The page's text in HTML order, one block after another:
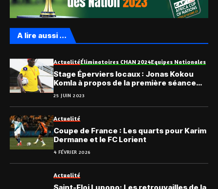
A lire aussi ...
ActualitéÉliminatoires CHAN 2024Equipes Nationales
Stage Éperviers locaux : Jonas Kokou
Komla à propos de la première séance
d’entraînement
25 JUIN 2023
Actualité
Coupe de France : Les quarts pour Karim
Dermane et le FC Lorient
4 FÉVRIER 2026
Actualité